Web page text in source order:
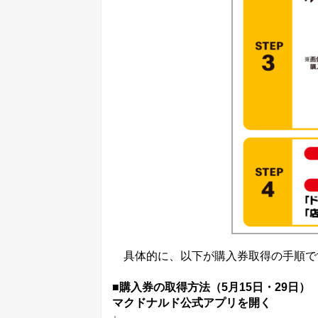
具体的に、以下が購入券取得の手順
■購入券の取得方法（5月15日・29日）
マクドナルド公式アプリを開く